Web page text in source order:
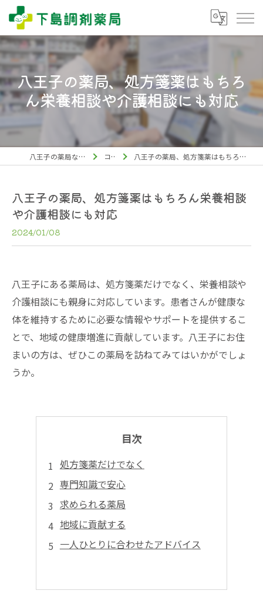
八王子の薬局、処方箋薬はもちろ
ん栄養相談や介護相談にも対応
八王子の薬局なら下島調剤薬局 コラム 八王子の薬局、処方箋薬はもちろん栄養相談や介護相談にも対応
八王子の薬局、処方箋薬はもちろん栄養相談
や介護相談にも対応
2024/01/08
八王子にある薬局は、処方箋薬だけでなく、栄養相談や
介護相談にも親身に対応しています。患者さんが健康な
体を維持するために必要な情報やサポートを提供するこ
とで、地域の健康増進に貢献しています。八王子にお住
まいの方は、ぜひこの薬局を訪ねてみてはいかがでしょ
うか。
目次
処方箋薬だけでなく
専門知識で安心
求められる薬局
地域に貢献する
一人ひとりに合わせたアドバイス